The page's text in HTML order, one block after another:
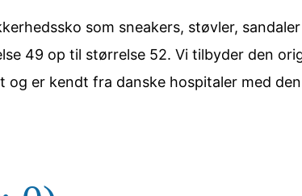
som sneakers, støvler,
49 op til størrelse 52. Vi tilbyder den
og er kendt fra danske hospitaler med